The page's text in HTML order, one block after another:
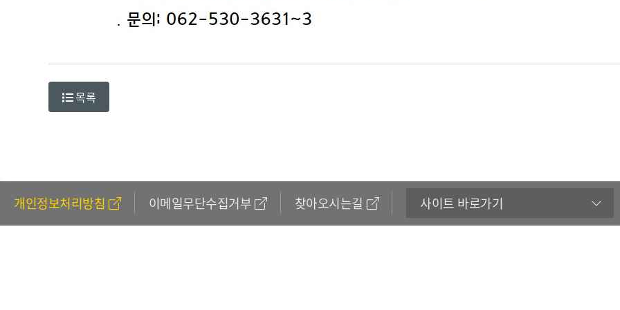
목록
개인정보처리방침 이메일무단수집거부 찾아오시는길 사이트 바로가기